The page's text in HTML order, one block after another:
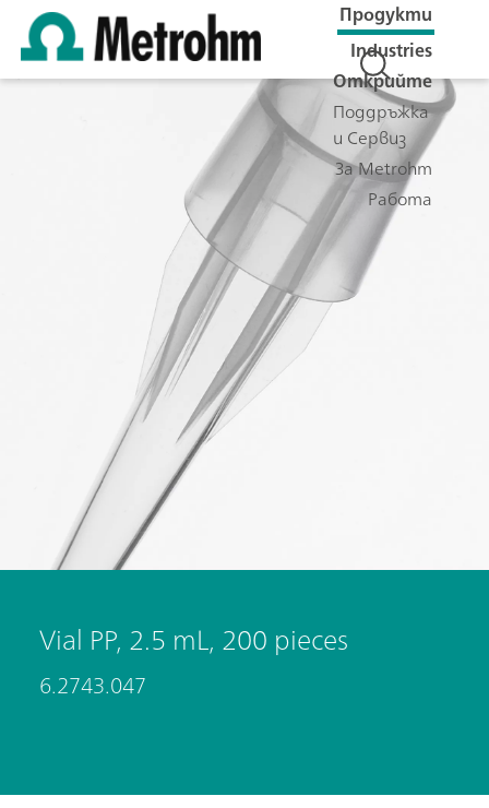
Продукти
Industries
Открийте
Поддръжка
и Сервиз
За Metrohm
Работа
Vial PP, 2.5 mL, 200 pieces
6.2743.047